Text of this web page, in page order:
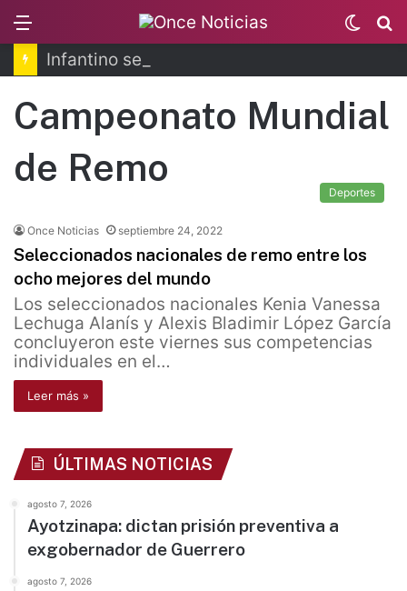
Switch
skin
Campeonato Mundial
de Remo
Deportes
Once Noticias septiembre 24, 2022
Seleccionados nacionales de remo entre los
ocho mejores del mundo
Los seleccionados nacionales Kenia Vanessa
Lechuga Alanís y Alexis Bladimir López García
concluyeron este viernes sus competencias
individuales en el…
Leer más »
ÚLTIMAS NOTICIAS
agosto 7, 2026
Ayotzinapa: dictan prisión preventiva a
exgobernador de Guerrero
agosto 7, 2026